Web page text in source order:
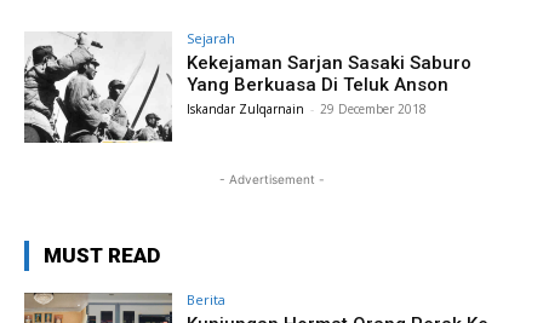
Sejarah
Kekejaman Sarjan Sasaki Saburo
Yang Berkuasa Di Teluk Anson
Iskandar Zulqarnain - 29 December 2018
- Advertisement -
MUST READ
Berita